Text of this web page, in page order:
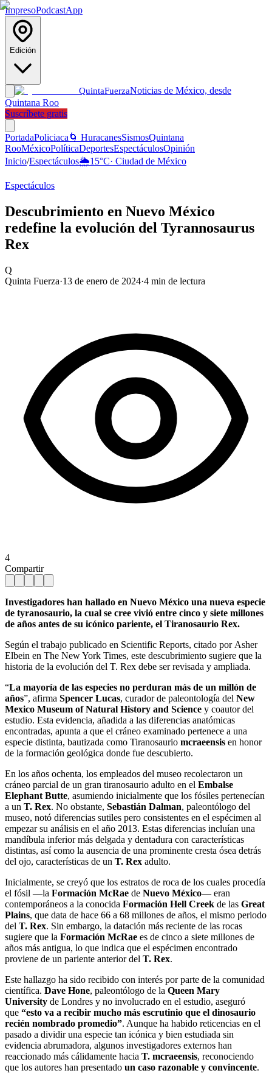
ImpresoPodcastApp
Edición
QuintaFuerzaNoticias de México, desde
Quintana Roo
Suscríbete gratis
PortadaPoliciaca 🌀 HuracanesSismosQuintana
RooMéxicoPolíticaDeportesEspectáculosOpinión
Inicio/Espectáculos🌦️15°C· Ciudad de México
Espectáculos
Descubrimiento en Nuevo México
redefine la evolución del Tyrannosaurus
Rex
Q
Quinta Fuerza·13 de enero de 2024·4 min de lectura
4
Compartir
Investigadores han hallado en Nuevo México una nueva especie
de tyranosaurio, la cual se cree vivió entre cinco y siete millones
de años antes de su icónico pariente, el Tiranosaurio Rex.
Según el trabajo publicado en Scientific Reports, citado por Asher
Elbein en The New York Times, este descubrimiento sugiere que la
historia de la evolución del T. Rex debe ser revisada y ampliada.
“La mayoría de las especies no perduran más de un millón de
años”, afirma Spencer Lucas, curador de paleontología del New
Mexico Museum of Natural History and Science y coautor del
estudio. Esta evidencia, añadida a las diferencias anatómicas
encontradas, apunta a que el cráneo examinado pertenece a una
especie distinta, bautizada como Tiranosaurio mcraeensis en honor
de la formación geológica donde fue descubierto.
En los años ochenta, los empleados del museo recolectaron un
cráneo parcial de un gran tiranosaurio adulto en el Embalse
Elephant Butte, asumiendo inicialmente que los fósiles pertenecían
a un T. Rex. No obstante, Sebastián Dalman, paleontólogo del
museo, notó diferencias sutiles pero consistentes en el espécimen al
empezar su análisis en el año 2013. Estas diferencias incluían una
mandíbula inferior más delgada y dentadura con características
distintas, así como la ausencia de una prominente cresta ósea detrás
del ojo, características de un T. Rex adulto.
Inicialmente, se creyó que los estratos de roca de los cuales procedía
el fósil —la Formación McRae de Nuevo México— eran
contemporáneos a la conocida Formación Hell Creek de las Great
Plains, que data de hace 66 a 68 millones de años, el mismo periodo
del T. Rex. Sin embargo, la datación más reciente de las rocas
sugiere que la Formación McRae es de cinco a siete millones de
años más antigua, lo que indica que el espécimen encontrado
proviene de un pariente anterior del T. Rex.
Este hallazgo ha sido recibido con interés por parte de la comunidad
científica. Dave Hone, paleontólogo de la Queen Mary
University de Londres y no involucrado en el estudio, aseguró
que “esto va a recibir mucho más escrutinio que el dinosaurio
recién nombrado promedio”. Aunque ha habido reticencias en el
pasado a dividir una especie tan icónica y bien estudiada sin
evidencia abrumadora, algunos investigadores externos han
reaccionado más cálidamente hacia T. mcraeensis, reconociendo
que los autores han presentado un caso razonable y convincente.